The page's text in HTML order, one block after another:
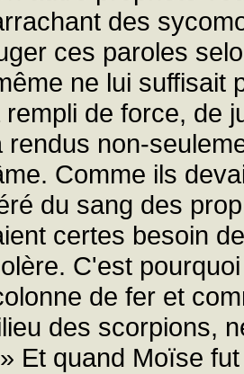
des
ces paroles
ne lui suffisait
de force, de
rendus non-
Comme ils
du sang des
certes besoin
C'est
de fer et
des scorpions,
Et quand Moïse